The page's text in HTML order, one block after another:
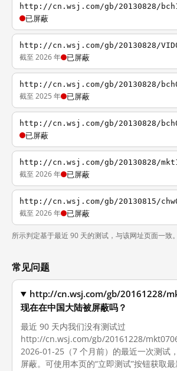
http://cn.wsj.com/gb/20130828/
已屏蔽
http://cn.wsj.com/gb/20130828/
截至 2026 年 已屏蔽
http://cn.wsj.com/gb/20130828/
截至 2025 年 已屏蔽
http://cn.wsj.com/gb/20130828/
已屏蔽
http://cn.wsj.com/gb/20130828/
截至 2026 年 已屏蔽
http://cn.wsj.com/gb/20130815/
截至 2026 年 已屏蔽
所示判定基于最近 90 天的测试，与该网址页面一致。
常见问题
http://cn.wsj.com/gb/20161228/
现在在中国大陆被屏蔽吗？
最近 90 天内我们没有测试过
http://cn.wsj.com/gb/20161228/
2026-01-25（7 个月前）的最近一次测试
屏蔽。可使用本页的“立即测试”按钮获取最